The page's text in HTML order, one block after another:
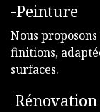
-Peinture
Nous
finitions,
surfaces.
-